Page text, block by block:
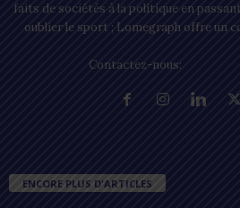
faits de sociétés à la politique en
oublier le sport ; Lomegraph offre un
Contactez-nous:
ENCORE PLUS D'ARTICLES